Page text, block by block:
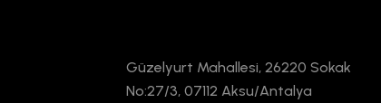
Güzelyurt Mahallesi, 26220 Sokak
No:27/3, 07112 Aksu/Antalya